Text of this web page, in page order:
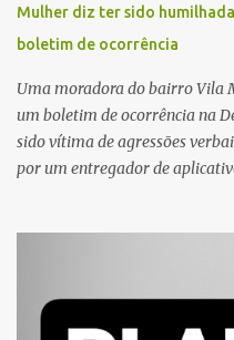
Mulher diz ter sido
boletim de ocorrência
Uma moradora do bairro Vila
um boletim de ocorrência na
sido vítima de agressões
por um entregador de
proximidades. Ainda
que, ao receber a entrega,